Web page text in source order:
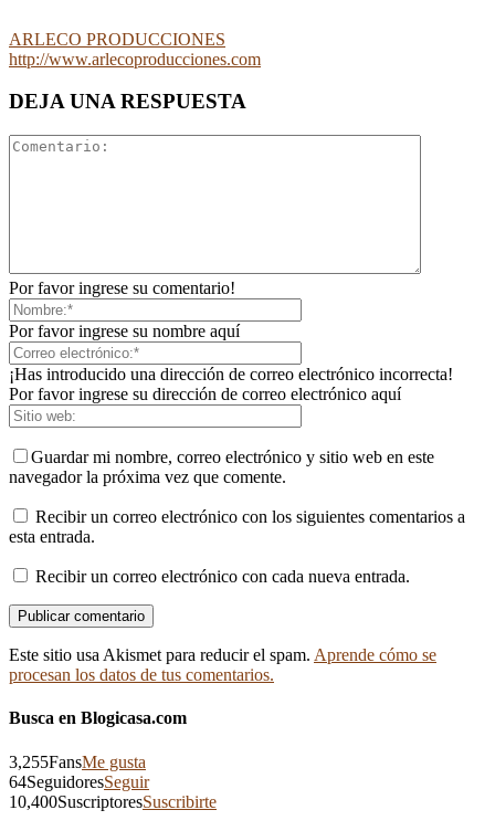
ARLECO PRODUCCIONES
http://www.arlecoproducciones.com
DEJA UNA RESPUESTA
Por favor ingrese su comentario!
Por favor ingrese su nombre aquí
¡Has introducido una dirección de correo electrónico incorrecta!
Por favor ingrese su dirección de correo electrónico aquí
Guardar mi nombre, correo electrónico y sitio web en este
navegador la próxima vez que comente.
Recibir un correo electrónico con los siguientes comentarios a
esta entrada.
Recibir un correo electrónico con cada nueva entrada.
Este sitio usa Akismet para reducir el spam. Aprende cómo se
procesan los datos de tus comentarios.
Busca en Blogicasa.com
3,255FansMe gusta
64SeguidoresSeguir
10,400SuscriptoresSuscribirte